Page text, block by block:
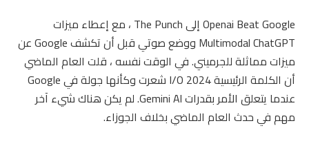
Openai Beat Google إلى The Punch ، مع إعطاء ميزات
Multimodal ChatGPT ووضع صوتي قبل أن تكشف Google عن
ميزات مماثلة للجرميني. في الوقت نفسه ، قلت العام الماضي
أن الكلمة الرئيسية I/O 2024 شعرت وكأنها جولة في Google
عندما يتعلق الأمر بقدرات Gemini AI. لم يكن هناك شيء آخر
مهم في حدث العام الماضي بخلاف الجوزاء.